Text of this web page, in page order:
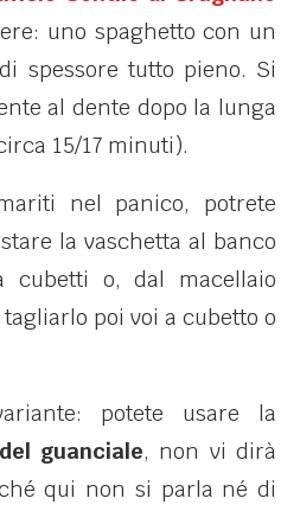
uno spaghetto con un
spessore tutto pieno. Si
al dente dopo la lunga
15/17 minuti).
nel panico, potrete
la vaschetta al banco
cubetti o, dal macellaio
poi voi a cubetto o
potete usare la
guanciale, non vi dirà
qui non si parla né di